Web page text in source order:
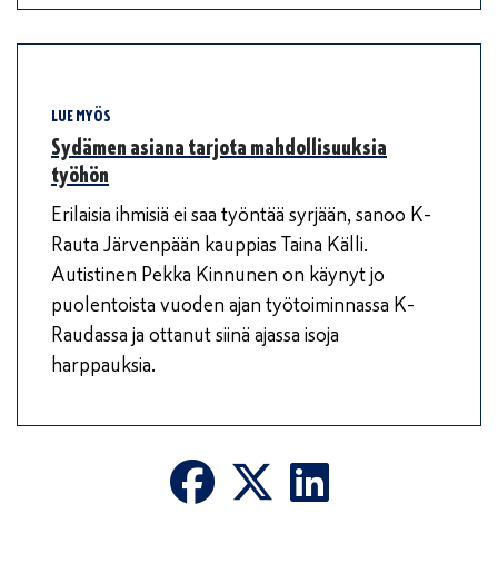
LUE MYÖS
Sydämen asiana tarjota mahdollisuuksia
työhön
Erilaisia ihmisiä ei saa työntää syrjään, sanoo K-
Rauta Järvenpään kauppias Taina Källi.
Autistinen Pekka Kinnunen on käynyt jo
puolentoista vuoden ajan työtoiminnassa K-
Raudassa ja ottanut siinä ajassa isoja
harppauksia.